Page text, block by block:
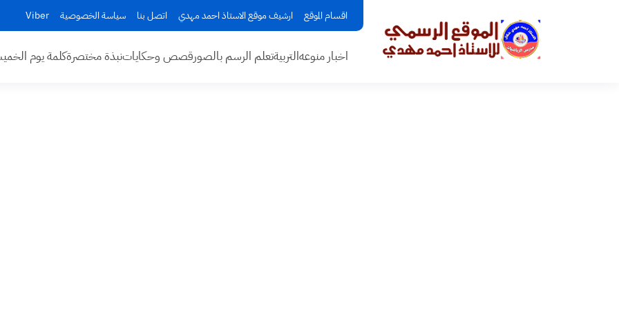
اقسام الموقع ارشيف موقع الاستاذ احمد مهدي اتصل بنا سياسة الخصوصية Viber
اخبار منوعهالتربيةتعلم الرسم بالصورقصص وحكاياتنبذة مختصرةكلمة يوم